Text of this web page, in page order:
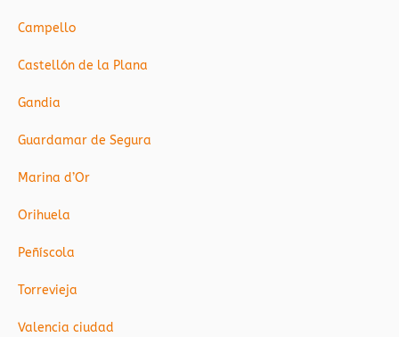
Campello
Castellón de la Plana
Gandia
Guardamar de Segura
Marina d’Or
Orihuela
Peñíscola
Torrevieja
Valencia ciudad